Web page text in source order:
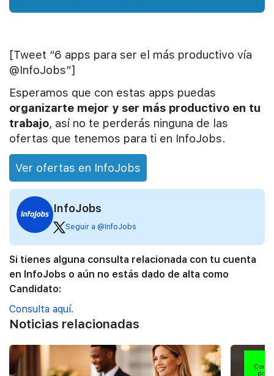
[Tweet “6 apps para ser el más productivo vía
@InfoJobs”]
Esperamos que con estas apps puedas
organizarte mejor y ser más productivo en tu
trabajo, así no te perderás ninguna de las
ofertas que tenemos para ti en InfoJobs.
Ver ofertas en InfoJobs
InfoJobs
Seguir a @InfoJobs
Si tienes alguna consulta relacionada con tu cuenta
en InfoJobs o aún no estás dado de alta como
Candidato:
Consulta aquí.
Noticias relacionadas